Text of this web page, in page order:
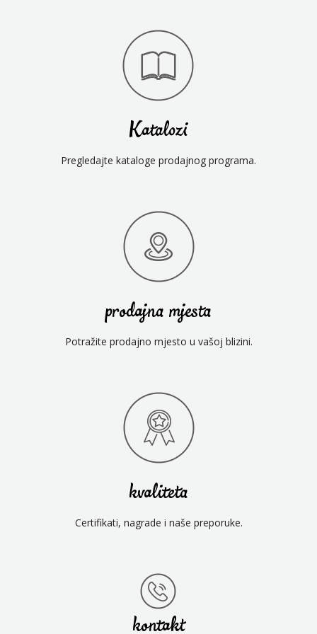
Katalozi
Pregledajte kataloge prodajnog programa.
prodajna mjesta
Potražite prodajno mjesto u vašoj blizini.
kvaliteta
Certifikati, nagrade i naše preporuke.
kontakt